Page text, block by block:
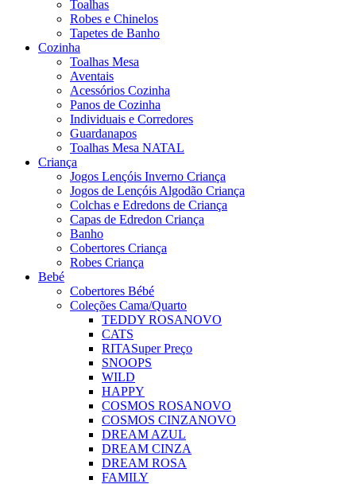
Toalhas
Robes e Chinelos
Tapetes de Banho
Cozinha
Toalhas Mesa
Aventais
Acessórios Cozinha
Panos de Cozinha
Individuais e Corredores
Guardanapos
Toalhas Mesa NATAL
Criança
Jogos Lençóis Inverno Criança
Jogos de Lençóis Algodão Criança
Colchas e Edredons de Criança
Capas de Edredon Criança
Banho
Cobertores Criança
Robes Criança
Bebé
Cobertores Bébé
Coleções Cama/Quarto
TEDDY ROSANOVO
CATS
RITASuper Preço
SNOOPS
WILD
HAPPY
COSMOS ROSANOVO
COSMOS CINZANOVO
DREAM AZUL
DREAM CINZA
DREAM ROSA
FAMILY